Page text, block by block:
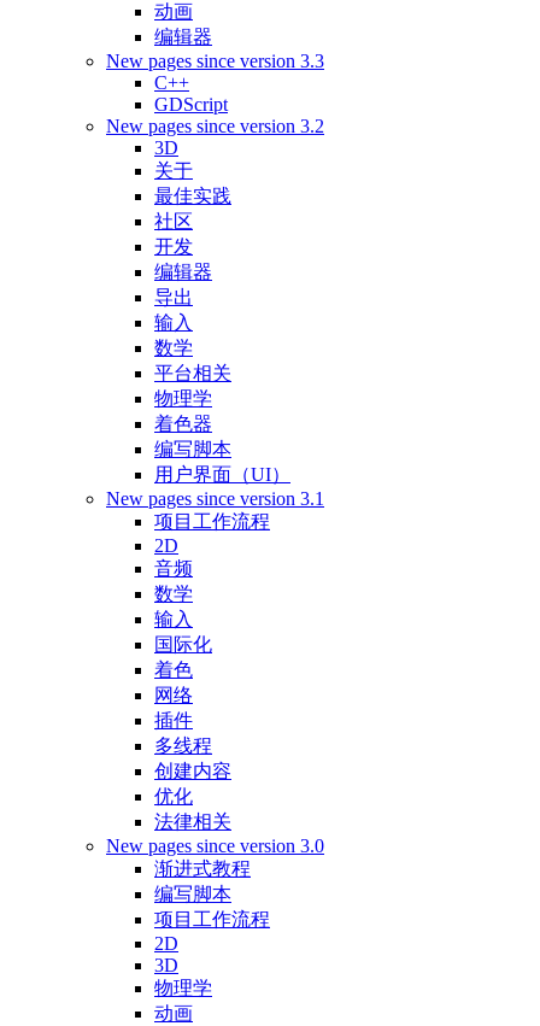
动画
编辑器
New pages since version 3.3
C++
GDScript
New pages since version 3.2
3D
关于
最佳实践
社区
开发
编辑器
导出
输入
数学
平台相关
物理学
着色器
编写脚本
用户界面（UI）
New pages since version 3.1
项目工作流程
2D
音频
数学
输入
国际化
着色
网络
插件
多线程
创建内容
优化
法律相关
New pages since version 3.0
渐进式教程
编写脚本
项目工作流程
2D
3D
物理学
动画